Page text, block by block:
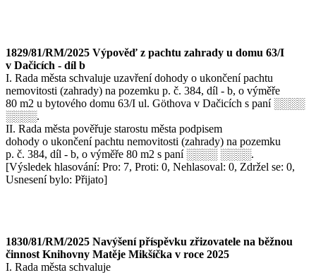
1829/81/RM/2025 Výpověď z pachtu zahrady u domu 63/I
v Dačicích - díl b
I. Rada města schvaluje uzavření dohody o ukončení pachtu
nemovitosti (zahrady) na pozemku p. č. 384, díl - b, o výměře
80 m2 u bytového domu 63/I ul. Göthova v Dačicích s paní ░░░░
░░░░.
II. Rada města pověřuje starostu města podpisem
dohody o ukončení pachtu nemovitosti (zahrady) na pozemku
p. č. 384, díl - b, o výměře 80 m2 s paní ░░░░ ░░░░.
[Výsledek hlasování: Pro: 7, Proti: 0, Nehlasoval: 0, Zdržel se: 0,
Usnesení bylo: Přijato]
1830/81/RM/2025 Navýšení příspěvku zřizovatele na běžnou
činnost Knihovny Matěje Mikšíčka v roce 2025
I. Rada města schvaluje